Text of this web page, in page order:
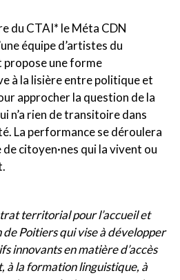
du CTAI* le Méta CDN
équipe d’artistes du
une forme
à la lisière entre politique et
approcher la question de la
n’a rien de transitoire dans
La performance se déroulera
de citoyen·nes qui la vivent ou
territorial pour l’accueil et
de Poitiers qui vise à développer
innovants en matière d’accès
à la formation linguistique, à